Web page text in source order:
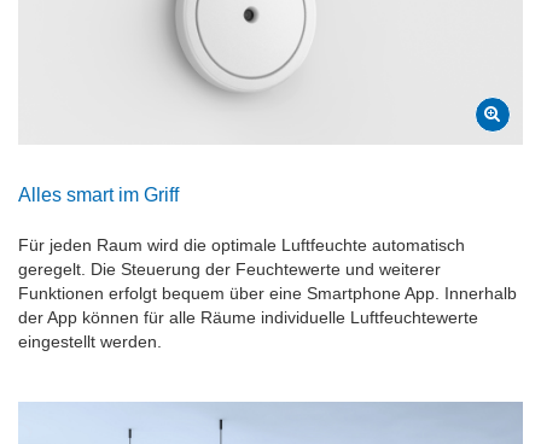
Alles smart im Griff
Für jeden Raum wird die optimale Luftfeuchte automatisch
geregelt. Die Steuerung der Feuchtewerte und weiterer
Funktionen erfolgt bequem über eine Smartphone App. Innerhalb
der App können für alle Räume individuelle Luftfeuchtewerte
eingestellt werden.